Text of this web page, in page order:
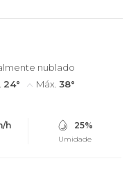
nublado
24° Máx. 38°
h 25%
Umidade